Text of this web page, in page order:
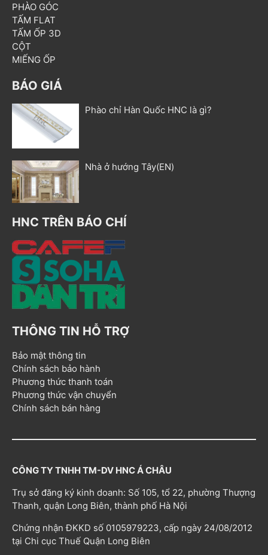
PHÀO GÓC
TẤM FLAT
TẤM ỐP 3D
CỘT
MIẾNG ỐP
BÁO GIÁ
Phào chỉ Hàn Quốc HNC là gì?
Nhà ở hướng Tây(EN)
HNC TRÊN BÁO CHÍ
THÔNG TIN HỖ TRỢ
Bảo mật thông tin
Chính sách bảo hành
Phương thức thanh toán
Phương thức vận chuyển
Chính sách bán hàng
CÔNG TY TNHH TM-DV HNC Á CHÂU
Trụ sở đăng ký kinh doanh: Số 105, tổ 22, phường Thượng
Thanh, quận Long Biên, thành phố Hà Nội
Chứng nhận ĐKKD số 0105979223, cấp ngày 24/08/2012
tại Chi cục Thuế Quận Long Biên